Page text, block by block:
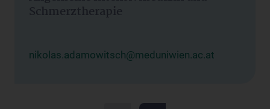
Schmerztherapie
nikolas.adamowitsch@meduniwien.ac.at